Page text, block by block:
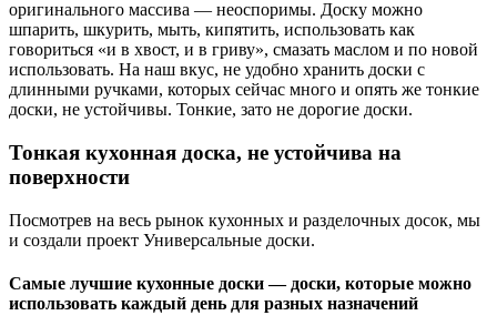
оригинального массива — неоспоримы. Доску можно
шпарить, шкурить, мыть, кипятить, использовать как
говориться «и в хвост, и в гриву», смазать маслом и по новой
использовать. На наш вкус, не удобно хранить доски с
длинными ручками, которых сейчас много и опять же тонкие
доски, не устойчивы. Тонкие, зато не дорогие доски.
Тонкая кухонная доска, не устойчива на
поверхности
Посмотрев на весь рынок кухонных и разделочных досок, мы
и создали проект Универсальные доски.
Самые лучшие кухонные доски — доски, которые можно
использовать каждый день для разных назначений